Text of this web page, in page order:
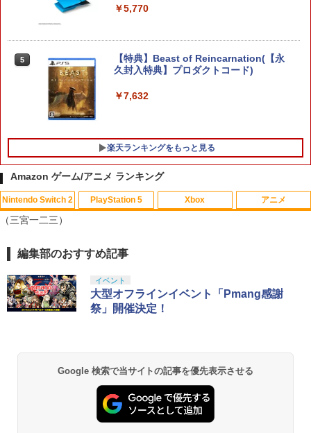
リーでポイント10倍！】【メール便発
￥6,797
￥6,800
￥5,770
5
【特典】Beast of Reincarnation(【永
久封入特典】プロダクトコード)
￥7,632
楽天ランキングをもっと見る
1
【中古】学園へヴン おかわりっ! ベスト
￥350
2
NewスーパーマリオブラザーズWii ノコ
ノコエアホッケー
【楽天ランキング1位入賞】自動タップ
機 オートクリッカー 連打装置 USB給電
クリップ式 スマホ自動操作 日本語説明
書付き iPhone/Android対応 いいね/ゲ
1
【中古】Blu-ray▼メアリーと秘密の王
￥971
2
劇場アニメ『ベルサイユのばら』 通常版
【楽天ブックス限定先着特典】ゾンビラ
ンドサガLIVE～フランシュシュ ゆめぎ
Amazon ゲーム/アニメ ランキング
Nintendo Switch 2
1
スプラトゥーン レイダース|オンライン
￥5,832
2 スプラトゥーン レイダース -Switch2
￥6,455
PlayStation 5
1
PlayStation 5 デジタル・エディション
ese only (CFI-2200B01)
￥55,000
Beast of Reincarnation -PS5 【特典】
プロダクトコード 封入
￥7,286
Xbox
1
【純正品】Xbox ワイヤレス コントロー
￥8,300
ルコード 【旧 Xbox ギフトカード】 [オ
ンラインコード]
￥5,000
アニメ
1
【Amazon.co.jp限定】劇場版モノノ怪
ナル三方背収納ケース付きコレクション)
(オリジナル特典:オリジナル巾着＋メー
カー特典:【坤と離】二振りの剣、十翼よ
り来たる！スタジオ描き下ろしイラスト
￥10,780
劇場版「鬼滅の刃」無限城編 第一章 猗
窩座再来 通常版 [Blu-ray]
（三宮一二三）
編集部のおすすめ記事
イベント
大型オフラインイベント「Pmang感謝
祭」開催決定！
Google 検索で当サイトの記事を優先表示させる